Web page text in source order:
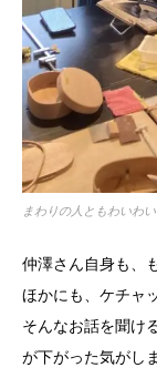
まわりの人ともわいわ
仲澤さん自身も、
ほかにも、ケチャ
そんなお話を聞け
が下がった気がし